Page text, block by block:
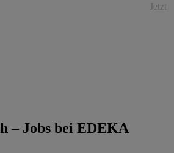
Jetzt
– Jobs bei EDEKA